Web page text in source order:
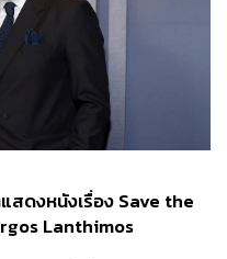
สดงหนังเรื่อง Save the
Lanthimos